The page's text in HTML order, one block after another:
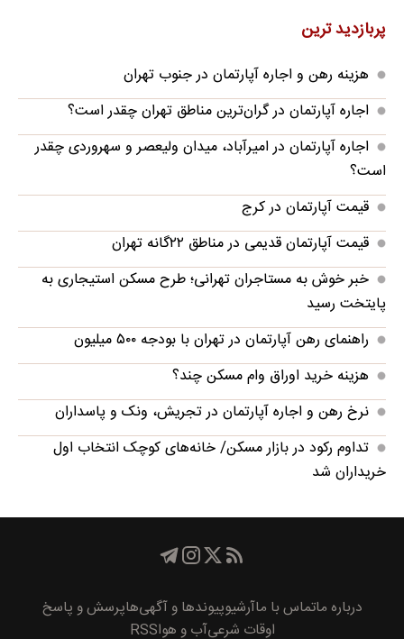
پربازدید ترین
هزینه رهن و اجاره آپارتمان در جنوب تهران
اجاره آپارتمان در گران‌ترین مناطق تهران چقدر است؟
اجاره آپارتمان در امیرآباد، میدان ولیعصر و سهروردی چقدر
است؟
قیمت آپارتمان در کرج
قیمت آپارتمان قدیمی در مناطق ۲۲گانه تهران
خبر خوش به مستاجران تهرانی؛ طرح مسکن استیجاری به
پایتخت رسید
راهنمای رهن آپارتمان در تهران با بودجه ۵۰۰ میلیون
هزینه خرید اوراق وام مسکن چند؟
نرخ رهن و اجاره آپارتمان در تجریش، ونک و پاسداران
تداوم رکود در بازار مسکن/ خانه‌های کوچک انتخاب اول
خریداران شد
درباره ماتماس با ماآرشیوپیوند‌ها و آگهی‌هاپرسش و پاسخ
اوقات شرعیآب و هواRSS